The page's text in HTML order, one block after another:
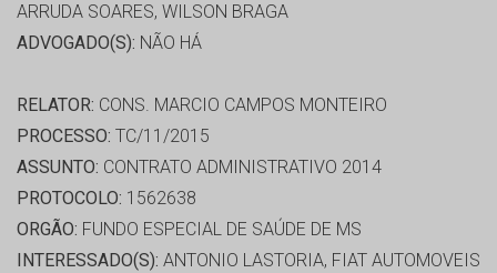
ARRUDA SOARES, WILSON BRAGA
ADVOGADO(S): NÃO HÁ
RELATOR: CONS. MARCIO CAMPOS MONTEIRO
PROCESSO: TC/11/2015
ASSUNTO: CONTRATO ADMINISTRATIVO 2014
PROTOCOLO: 1562638
ORGÃO: FUNDO ESPECIAL DE SAÚDE DE MS
INTERESSADO(S): ANTONIO LASTORIA, FIAT AUTOMOVEIS